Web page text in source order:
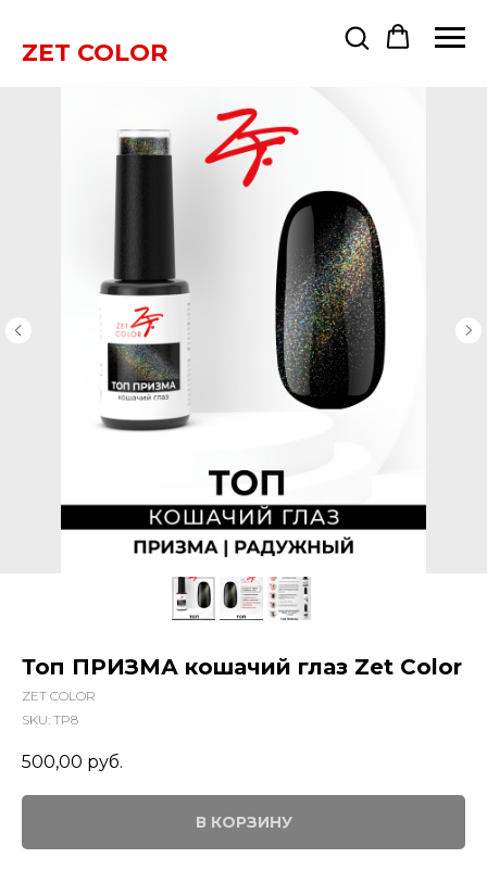
ZET COLOR
Топ ПРИЗМА кошачий глаз Zet Color
ZET COLOR
SKU: TP8
500,00 руб.
В КОРЗИНУ